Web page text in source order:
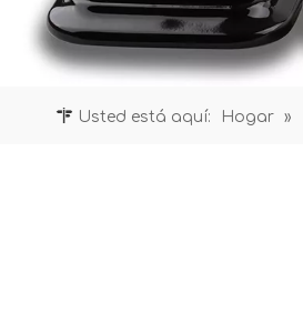
Usted está aquí: Hogar »